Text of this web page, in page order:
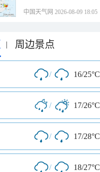
中国天气网 2026-08-09 18:05
| 周边景点
/ 16/25°C
/ 17/26°C
/ 17/28°C
/ 18/27°C